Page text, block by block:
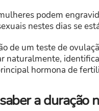
podem
nestes dias se
de um teste de
naturalmente,
hormona de
a duração